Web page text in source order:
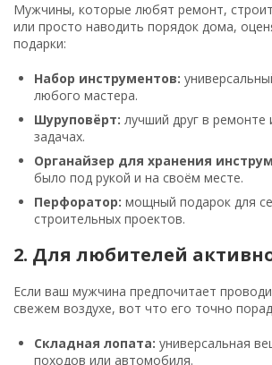
Мужчины, которые любят ремонт,
или просто наводить порядок дома,
подарки:
Набор инструментов:
любого мастера.
Шуруповёрт: лучший друг в
задачах.
Органайзер для хранения
было под рукой и на своём месте.
Перфоратор: мощный подарок для
строительных проектов.
2. Для любителей
Если ваш мужчина предпочитает
свежем воздухе, вот что его точно
Складная лопата: универсальная
походов или автомобиля.